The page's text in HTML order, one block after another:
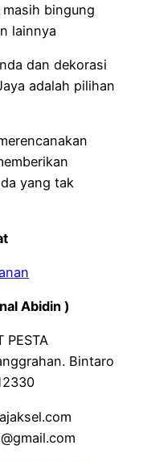
bingung
lainnya
dan dekorasi
adalah pilihan
yang tak
Abidin )
PESTA
Bintaro